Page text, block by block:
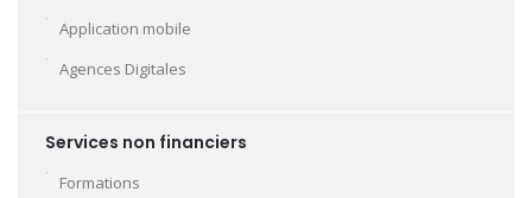
Application mobile
Agences Digitales
Services non financiers
Formations